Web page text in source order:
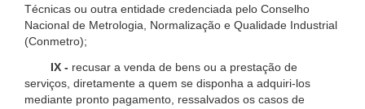
Técnicas ou outra entidade credenciada pelo Conselho
Nacional de Metrologia, Normalização e Qualidade Industrial
(Conmetro);
IX - recusar a venda de bens ou a prestação de
serviços, diretamente a quem se disponha a adquiri-los
mediante pronto pagamento, ressalvados os casos de